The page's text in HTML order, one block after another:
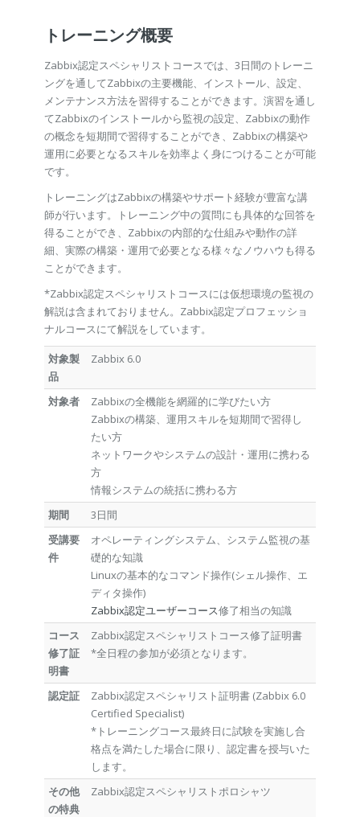
トレーニング概要
Zabbix認定スペシャリストコースでは、3日間のトレーニ
ングを通してZabbixの主要機能、インストール、設定、
メンテナンス方法を習得することができます。演習を通し
てZabbixのインストールから監視の設定、Zabbixの動作
の概念を短期間で習得することができ、Zabbixの構築や
運用に必要となるスキルを効率よく身につけることが可能
です。
トレーニングはZabbixの構築やサポート経験が豊富な講
師が行います。トレーニング中の質問にも具体的な回答を
得ることができ、Zabbixの内部的な仕組みや動作の詳
細、実際の構築・運用で必要となる様々なノウハウも得る
ことができます。
*Zabbix認定スペシャリストコースには仮想環境の監視の
解説は含まれておりません。Zabbix認定プロフェッショ
ナルコースにて解説をしています。
対象製
品
Zabbix 6.0
対象者
Zabbixの全機能を網羅的に学びたい方
Zabbixの構築、運用スキルを短期間で習得し
たい方
ネットワークやシステムの設計・運用に携わる
方
情報システムの統括に携わる方
期間
3日間
受講要
件
オペレーティングシステム、システム監視の基
礎的な知識
Linuxの基本的なコマンド操作(シェル操作、エ
ディタ操作)
Zabbix認定ユーザーコース修了相当の知識
コース
修了証
明書
Zabbix認定スペシャリストコース修了証明書
*全日程の参加が必須となります。
認定証
Zabbix認定スペシャリスト証明書 (Zabbix 6.0
Certified Specialist)
*トレーニングコース最終日に試験を実施し合
格点を満たした場合に限り、認定書を授与いた
します。
その他
の特典
Zabbix認定スペシャリストポロシャツ